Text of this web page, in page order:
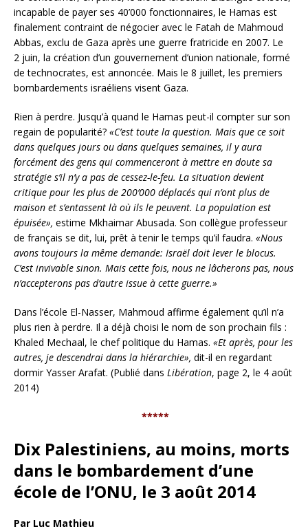
incapable de payer ses 40’000 fonctionnaires, le Hamas est
finalement contraint de négocier avec le Fatah de Mahmoud
Abbas, exclu de Gaza après une guerre fratricide en 2007. Le
2 juin, la création d’un gouvernement d’union nationale, formé
de technocrates, est annoncée. Mais le 8 juillet, les premiers
bombardements israéliens visent Gaza.
Rien à perdre. Jusqu’à quand le Hamas peut-il compter sur son
regain de popularité? «C’est toute la question. Mais que ce soit
dans quelques jours ou dans quelques semaines, il y aura
forcément des gens qui commenceront à mettre en doute sa
stratégie s’il n’y a pas de cessez-le-feu. La situation devient
critique pour les plus de 200’000 déplacés qui n’ont plus de
maison et s’entassent là où ils le peuvent. La population est
épuisée», estime Mkhaimar Abusada. Son collègue professeur
de français se dit, lui, prêt à tenir le temps qu’il faudra. «Nous
avons toujours la même demande: Israël doit lever le blocus.
C’est invivable sinon. Mais cette fois, nous ne lâcherons pas, nous
n’accepterons pas d’autre issue à cette guerre.»
Dans l’école El-Nasser, Mahmoud affirme également qu’il n’a
plus rien à perdre. Il a déjà choisi le nom de son prochain fils :
Khaled Mechaal, le chef politique du Hamas. «Et après, pour les
autres, je descendrai dans la hiérarchie», dit-il en regardant
dormir Yasser Arafat. (Publié dans Libération, page 2, le 4 août
2014)
*****
Dix Palestiniens, au moins, morts
dans le bombardement d’une
école de l’ONU, le 3 août 2014
Par Luc Mathieu